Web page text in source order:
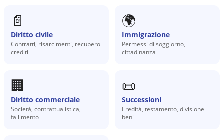
📄
Diritto civile
Contratti, risarcimenti, recupero
crediti
🌍
Immigrazione
Permessi di soggiorno,
cittadinanza
🏢
Diritto commerciale
Società, contrattualistica,
fallimento
📜
Successioni
Eredità, testamento, divisione
beni